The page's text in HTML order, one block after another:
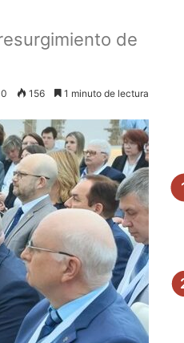
de
0 156 1 minuto de lectura